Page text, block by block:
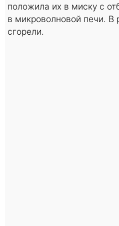
положила их в миску с
в микроволновой печи. В
сгорели.